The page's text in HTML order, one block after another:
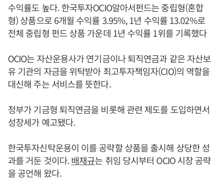
수익률도 높다. 한국투자OCIO알아서펀드는 중립형(혼합
형) 상품으로 6개월 수익률 3.95%, 1년 수익률 13.02%로
전체 중립형 펀드 상품 가운데 1년 수익률 1위를 기록했다
OCIO는 자산운용사가 연기금이나 퇴직연금과 같은 자산보
유 기관의 자금을 위탁받아 최고투자책임자(CIO)의 역할을
대신해 주는 서비스를 뜻한다.
정부가 기금형 퇴직연금을 비롯해 관련 제도를 도입하면서
성장세가 예고됐다.
한국투자신탁운용이 이를 공략할 상품을 출시해 상당한 성
과를 거둔 것이다.배재규는 취임 당시부터 OCIO 시장 공략
을 공언해 왔다.